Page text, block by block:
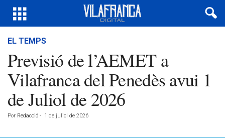
EL TEMPS
Previsió de l’AEMET a
Vilafranca del Penedès avui 1
de Juliol de 2026
Por Redacció - 1 de juliol de 2026